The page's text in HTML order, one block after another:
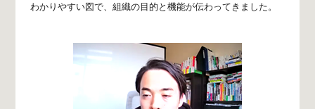
わかりやすい図で、組織の目的と機能が伝わってきました。